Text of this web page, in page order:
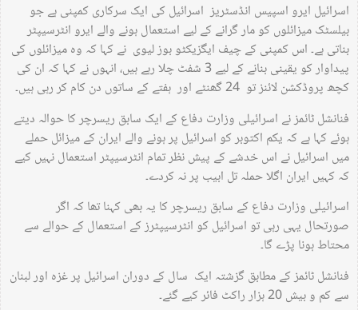
اسرائیل ایرو اسپیس انڈسٹریز اسرائیل کی ایک سرکاری کمپنی ہے جو
بیلسٹک میزائلوں کو مار گرانے کے لیے استعمال ہونے والے ایرو انٹرسیپٹر
بناتی ہے۔ اس کمپنی کے چیف ایگزیکٹو بوز لیوی نے کہا کہ وہ میزائلوں کی
پیداوار کو یقینی بنانے کے لیے 3 شفٹ چلا رہے ہیں، انہوں نے کہا کہ ان کی
کچھ پروڈکشن لائنز تو 24 گھنٹے اور ہفتے کے ساتوں دن کام کر رہی ہیں۔
فنانشل ٹائمز نے اسرائیلی وزارت دفاع کے ایک سابق ریسرچر کا حوالہ دیتے
ہوئے کہا ہے کہ یکم اکتوبر کو اسرائیل پر ہونے والے ایران کے میزائل حملے
میں اسرائیل نے اس خدشے کے پیش نظر تمام انٹرسیپٹر استعمال نہیں کیے
کہ کہیں ایران اگلا حملہ تل ابیب پر نہ کردے۔
اسرائیلی وزارت دفاع کے سابق ریسرچر کا یہ بھی کہنا تھا کہ اگر
صورتحال یہی رہی تو اسرائیل کو انٹرسیپٹرز کے استعمال کے حوالے سے
محتاط ہونا پڑے گا۔
فنانشل ٹائمز کے مطابق گزشتہ ایک سال کے دوران اسرائیل پر غزہ اور لبنان
سے کم و بیش 20 ہزار راکٹ فائر کیے گئے۔